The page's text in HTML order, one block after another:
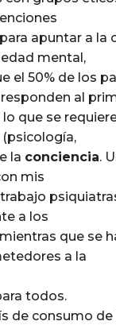
apuntar a la
mental,
el 50% de los
al
que se
(psicología,
la conciencia.
mis
a los
que se
a la
todos.
de consumo